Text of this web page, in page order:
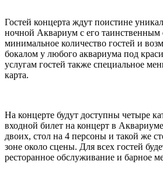
Гостей концерта ждут поистине
ночной Аквариум с его таинственным
минимальное количество гостей и
бокалом у любого аквариума под
услугам гостей также специальное
карта.
На концерте будут доступны четыре
входной билет на концерт в
двоих, стол на 4 персоны и такой же
зоне около сцены. Для всех гостей
ресторанное обслуживание и барное